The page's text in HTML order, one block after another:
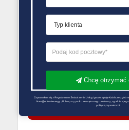
Niedziela Zamknięte
PORÓWNYWARKA OFERT
Chcę otrzymać
Zapoznałem się z Regulaminem Świadczenie Usług i go akceptuję Każdą ze zgód
biuro@optimalenergy.pl lub w przypadku zewnętrznego dostawcy, zgodnie z
polityce prywatności